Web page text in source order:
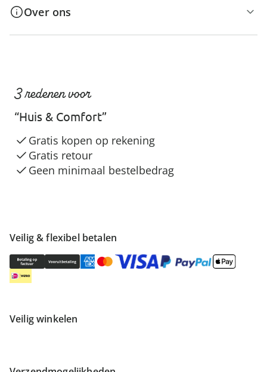
Over ons
Veilig & flexibel betalen
Veilig winkelen
3 redenen voor
“Huis & Comfort”
Gratis kopen op rekening
Gratis retour
Geen minimaal bestelbedrag